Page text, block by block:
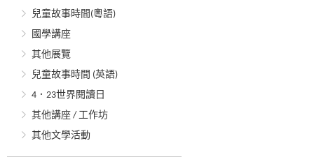
兒童故事時間(粵語)
國學講座
其他展覽
兒童故事時間 (英語)
4．23世界閱讀日
其他講座 / 工作坊
其他文學活動